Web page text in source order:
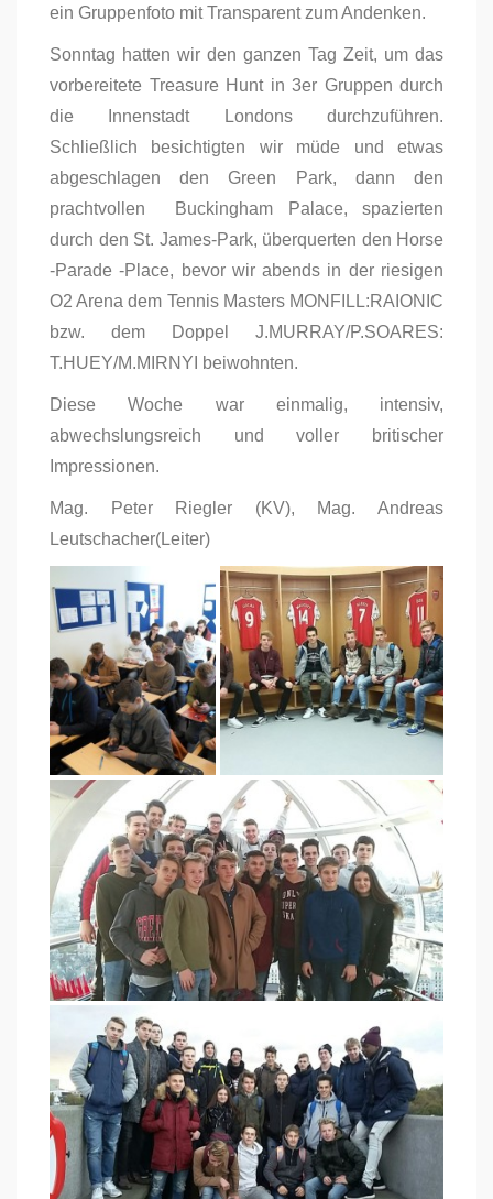
ein Gruppenfoto mit Transparent zum Andenken.
Sonntag hatten wir den ganzen Tag Zeit, um das
vorbereitete Treasure Hunt in 3er Gruppen durch
die Innenstadt Londons durchzuführen.
Schließlich besichtigten wir müde und etwas
abgeschlagen den Green Park, dann den
prachtvollen Buckingham Palace, spazierten
durch den St. James-Park, überquerten den Horse
-Parade -Place, bevor wir abends in der riesigen
O2 Arena dem Tennis Masters MONFILL:RAIONIC
bzw. dem Doppel J.MURRAY/P.SOARES:
T.HUEY/M.MIRNYI beiwohnten.
Diese Woche war einmalig, intensiv,
abwechslungsreich und voller britischer
Impressionen.
Mag. Peter Riegler (KV), Mag. Andreas
Leutschacher(Leiter)